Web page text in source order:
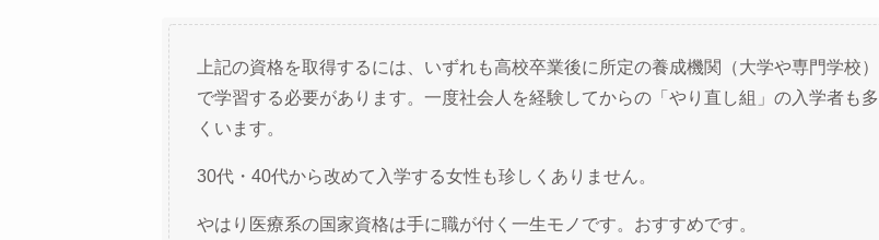
上記の資格を取得するには、いずれも高校卒業後に所定の養成機関（大学や専門学校）
で学習する必要があります。一度社会人を経験してからの「やり直し組」の入学者も多
くいます。
30代・40代から改めて入学する女性も珍しくありません。
やはり医療系の国家資格は手に職が付く一生モノです。おすすめです。